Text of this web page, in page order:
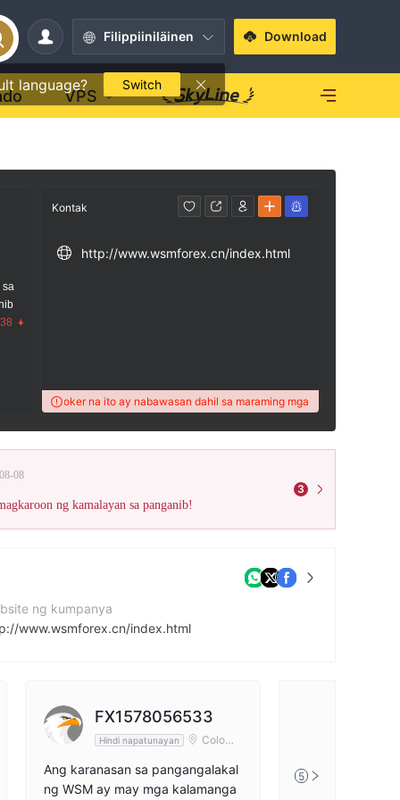
Filippiiniläinen
language? Switch
Download
VPS
sa
Kontak
http://www.wsmforex.cn/index.html
ng broker na ito ay nabawasan dahil sa maraming mga reklamo!
08
ng kamalayan sa panganib!
3
ng kumpanya
www.wsmforex.cn/index.html
FX1578056533
Hindi napatunayan
Colomb
Ang karanasan sa pangangalakal
ng WSM ay may mga kalamanga
5